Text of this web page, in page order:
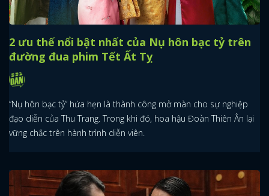
2 ưu thế nổi bật nhất của Nụ hôn bạc tỷ trên
đường đua phim Tết Ất Tỵ
“Nụ hôn bạc tỷ” hứa hẹn là thành công mở màn cho sự nghiệp
đạo diễn của Thu Trang. Trong khi đó, hoa hậu Đoàn Thiên Ân lại
vững chắc trên hành trình diễn viên.